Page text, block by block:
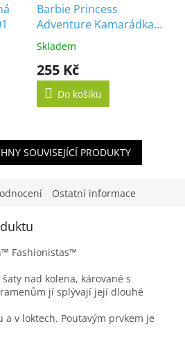
Barbie Princess
Adventure Kamarádka
Teresa GML71
Skladem
255 Kč
Do košíku
SOUVISEJÍCÍ PRODUKTY
Ostatní informace
Fashionistas™
nad kolena, kárované s
jí splývají její dlouhé
a v loktech. Poutavým prvkem je